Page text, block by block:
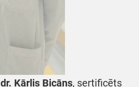
dr. Kārlis Bicāns, sertificēts